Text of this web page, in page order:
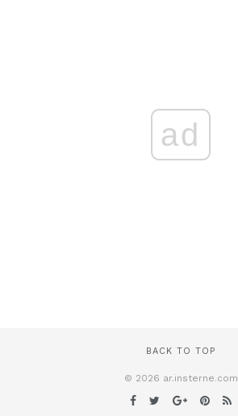
ad
BACK TO TOP
© 2026 ar.insterne.com